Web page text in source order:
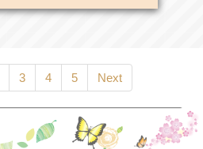
3 4 5 Next